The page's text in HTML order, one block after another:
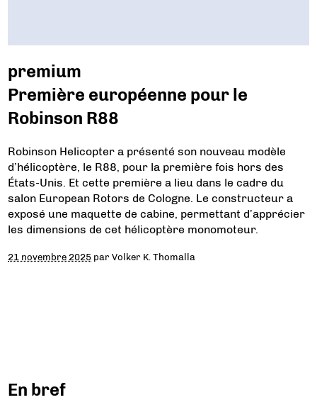
premium
Première européenne pour le
Robinson R88
Robinson Helicopter a présenté son nouveau modèle
d’hélicoptère, le R88, pour la première fois hors des
États-Unis. Et cette première a lieu dans le cadre du
salon European Rotors de Cologne. Le constructeur a
exposé une maquette de cabine, permettant d’apprécier
les dimensions de cet hélicoptère monomoteur.
21 novembre 2025 parVolker K. Thomalla
En bref